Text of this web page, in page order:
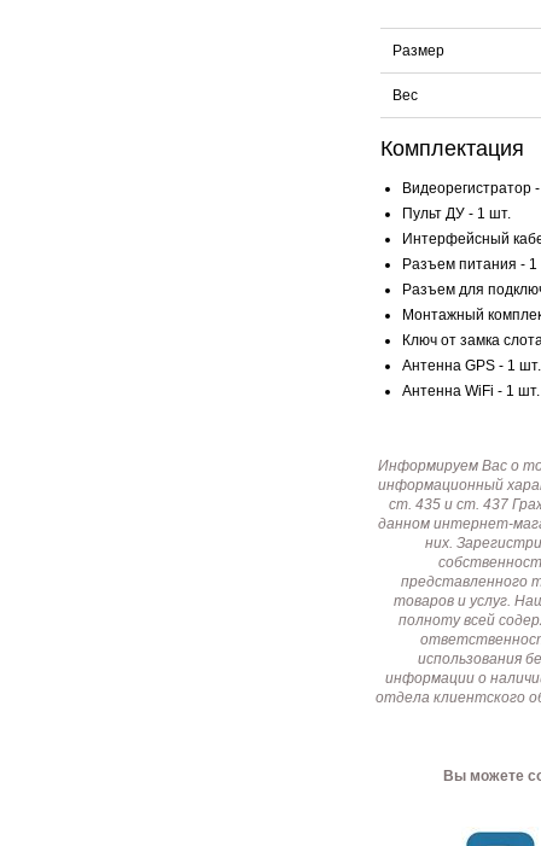
Размер
Вес
Комплектация
Видеорегистратор
Пульт ДУ - 1 шт.
Интерфейсный
Разъем питания - 1
Разъем для
Монтажный
Ключ от замка
Антенна GPS - 1 шт.
Антенна WiFi - 1 шт.
Информируем Вас о
информационный
ст. 435 и ст. 437
данном интернет-
них.
представленного
товаров и услуг.
полноту всей
использования
информации о
отдела клиентского
Вы можете